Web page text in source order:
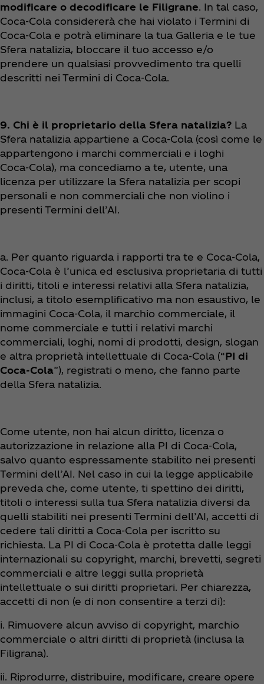
modificare o decodificare le Filigrane. In tal caso,
Coca‑Cola considererà che hai violato i Termini di
Coca‑Cola e potrà eliminare la tua Galleria e le tue
Sfera natalizia, bloccare il tuo accesso e/o
prendere un qualsiasi provvedimento tra quelli
descritti nei Termini di Coca‑Cola.
9. Chi è il proprietario della Sfera natalizia? La
Sfera natalizia appartiene a Coca‑Cola (così come le
appartengono i marchi commerciali e i loghi
Coca‑Cola), ma concediamo a te, utente, una
licenza per utilizzare la Sfera natalizia per scopi
personali e non commerciali che non violino i
presenti Termini dell’AI.
a. Per quanto riguarda i rapporti tra te e Coca‑Cola,
Coca‑Cola è l’unica ed esclusiva proprietaria di tutti
i diritti, titoli e interessi relativi alla Sfera natalizia,
inclusi, a titolo esemplificativo ma non esaustivo, le
immagini Coca‑Cola, il marchio commerciale, il
nome commerciale e tutti i relativi marchi
commerciali, loghi, nomi di prodotti, design, slogan
e altra proprietà intellettuale di Coca‑Cola (“PI di
Coca‑Cola”), registrati o meno, che fanno parte
della Sfera natalizia.
Come utente, non hai alcun diritto, licenza o
autorizzazione in relazione alla PI di Coca‑Cola,
salvo quanto espressamente stabilito nei presenti
Termini dell’AI. Nel caso in cui la legge applicabile
preveda che, come utente, ti spettino dei diritti,
titoli o interessi sulla tua Sfera natalizia diversi da
quelli stabiliti nei presenti Termini dell’AI, accetti di
cedere tali diritti a Coca‑Cola per iscritto su
richiesta. La PI di Coca‑Cola è protetta dalle leggi
internazionali su copyright, marchi, brevetti, segreti
commerciali e altre leggi sulla proprietà
intellettuale o sui diritti proprietari. Per chiarezza,
accetti di non (e di non consentire a terzi di):
i. Rimuovere alcun avviso di copyright, marchio
commerciale o altri diritti di proprietà (inclusa la
Filigrana).
ii. Riprodurre, distribuire, modificare, creare opere